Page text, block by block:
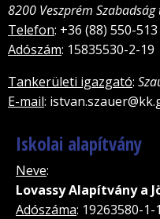
8200 Veszprém Szabadság
Telefon: +36 (88) 550-513
Adószám: 15835530-2-19
Tankerületi igazgató:
E-mail:
Iskolai alapítvány
Neve:
Lovassy Alapítvány a
Adószáma: 19263580-1-